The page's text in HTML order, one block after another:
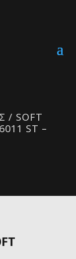
/ SOFT
SΤ –